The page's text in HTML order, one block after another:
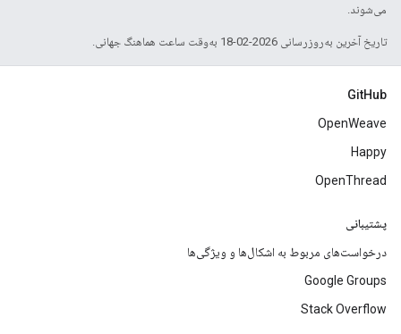
می‌شوند.
تاریخ آخرین به‌روزرسانی 2026-02-18 به‌وقت ساعت هماهنگ جهانی.
GitHub
OpenWeave
Happy
OpenThread
پشتیبانی
درخواست‌های مربوط به اشکال‌ها و ویژگی‌ها
Google Groups
Stack Overflow